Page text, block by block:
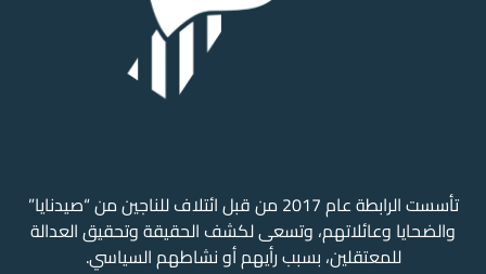
تأسست الرابطة عام 2017 من قبل ائتلاف للناجين من “صيدنايا”
والضحايا وعائلاتهم، وتسعى لكشف الحقيقة وتحقيق العدالة
للمعتقلين، بسبب رأيهم أو نشاطهم السياسي.